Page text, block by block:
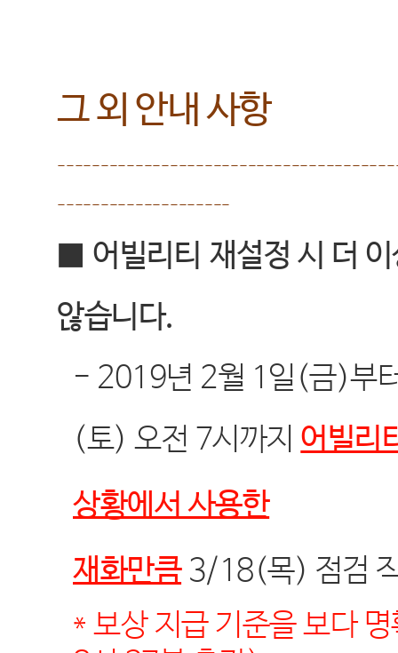
그 외 안내 사항
--------------------
어빌리티 재설정 시 더
않습니다.
- 2019년 2월 1 일 (금)부
(토)오전 7시까지 어빌리
상황에서 사용한
재화만큼 3/18(목) 점검
* 보상 지급 기준을 보다